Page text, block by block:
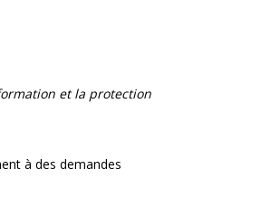
et la protection
à des demandes